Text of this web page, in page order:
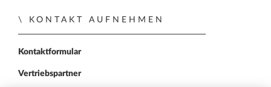
KONTAKT AUFNEHMEN
Kontaktformular
Vertriebspartner